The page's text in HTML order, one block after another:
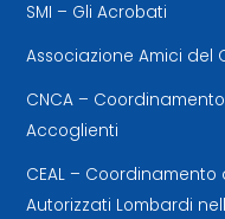
SMI – Gli Acrobati
Associazione Amici del
CNCA –
Accoglienti
CEAL –
Autorizzati Lombardi